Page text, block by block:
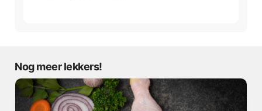
Nog meer lekkers!